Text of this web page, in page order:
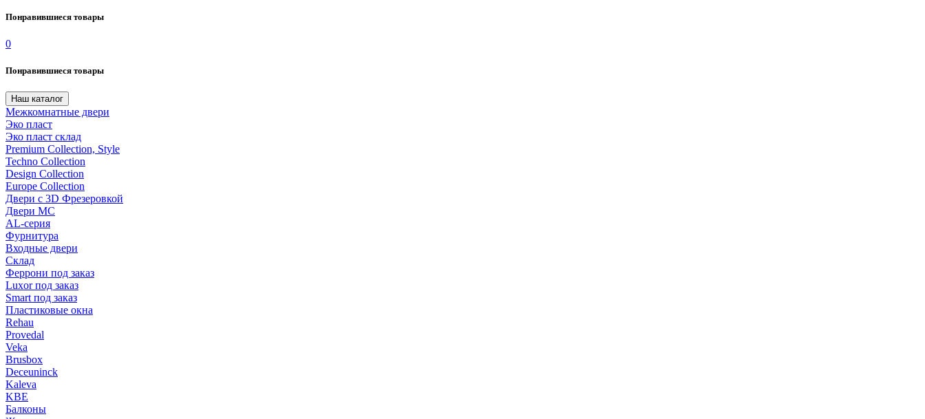
Понравившиеся товары
0
Понравившиеся товары
Наш каталог
Межкомнатные двери
Эко пласт
Эко пласт склад
Premium Collection, Style
Techno Collection
Design Collection
Europe Collection
Двери с 3D Фрезеровкой
Двери МС
AL-серия
Фурнитура
Входные двери
Склад
Феррони под заказ
Luxor под заказ
Smart под заказ
Пластиковые окна
Rehau
Provedal
Veka
Brusbox
Deceuninck
Kaleva
KBE
Балконы